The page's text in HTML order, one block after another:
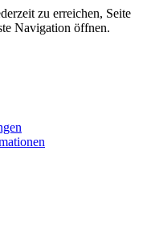
zu erreichen, Seite
Navigation öffnen.